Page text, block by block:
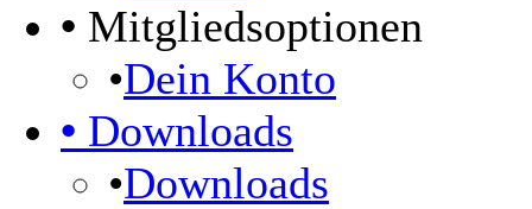
• Mitgliedsoptionen
•Dein Konto
• Downloads
•Downloads